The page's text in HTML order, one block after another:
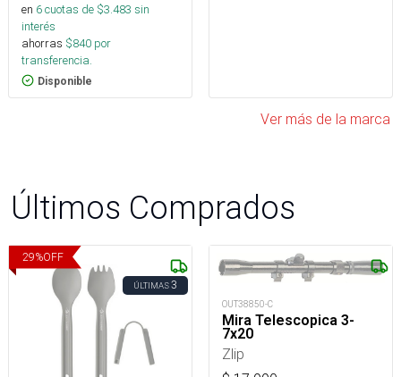
en 6cuotas de $3.483 sin
interés
ahorras $840 por
transferencia.
Disponible
Ver más de la marca
Últimos Comprados
29%OFF
ÚLTIMAS3
OUT38850-C
Mira Telescopica 3-
7x20
Zlip